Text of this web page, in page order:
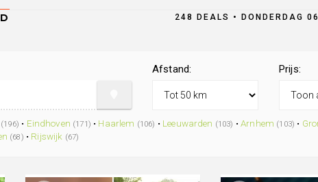
248 DEALS • DONDERDAG
Afstand: Prijs:
(196) • Eindhoven (171) • Haarlem (106) • Leeuwarden (103) •Arnhem (103) •
(68) • Rijswijk (67)